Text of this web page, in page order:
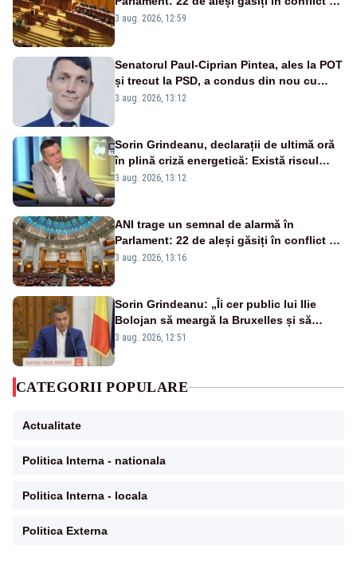
interese au rămas în funcții
3 aug. 2026, 12:59
Senatorul Paul-Ciprian Pintea, ales la POT
și trecut la PSD, a condus din nou cu
permisul suspendat și nu a oprit la
3 aug. 2026, 13:12
Sorin Grindeanu, declarații de ultimă oră
în plină criză energetică: Există riscul
închiderii Grupului 2 de la Cernavodă
3 aug. 2026, 13:12
ANI trage un semnal de alarmă în
Parlament: 22 de aleși găsiți în conflict de
interese au rămas în funcții
3 aug. 2026, 13:16
Sorin Grindeanu: „Îi cer public lui Ilie
Bolojan să meargă la Bruxelles și să
amâne închiderea termocentralelor” –
3 aug. 2026, 12:51
CATEGORII POPULARE
Actualitate
Politica Interna - nationala
Politica Interna - locala
Politica Externa